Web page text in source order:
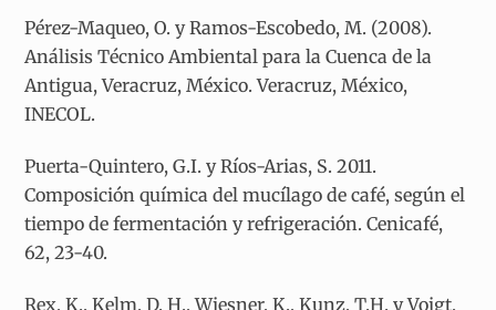
Pérez-Maqueo, O. y Ramos-Escobedo, M. (2008).
Análisis Técnico Ambiental para la Cuenca de la
Antigua, Veracruz, México. Veracruz, México,
INECOL.
Puerta-Quintero, G.I. y Ríos-Arias, S. 2011.
Composición química del mucílago de café, según el
tiempo de fermentación y refrigeración. Cenicafé,
62, 23-40.
Rex, K., Kelm, D. H., Wiesner, K., Kunz, T.H. y Voigt,